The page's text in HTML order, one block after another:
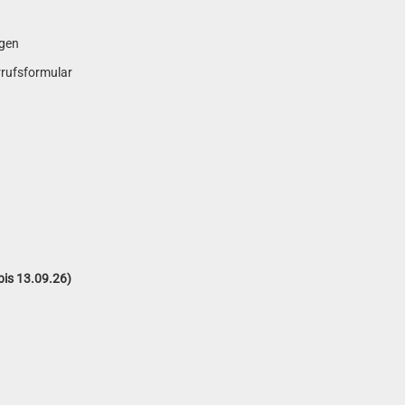
13.09.26)